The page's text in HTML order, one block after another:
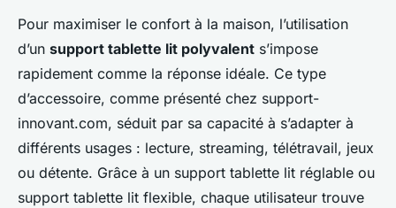
Pour maximiser le confort à la maison, l’utilisation
d’un support tablette lit polyvalent s’impose
rapidement comme la réponse idéale. Ce type
d’accessoire, comme présenté chez support-
innovant.com, séduit par sa capacité à s’adapter à
différents usages : lecture, streaming, télétravail, jeux
ou détente. Grâce à un support tablette lit réglable ou
support tablette lit flexible, chaque utilisateur trouve